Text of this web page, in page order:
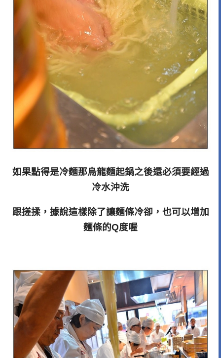
如果點得是冷麵那烏龍麵起鍋之後還必須要經過
冷水沖洗
跟搓揉，據說這樣除了讓麵條冷卻，也可以增加
麵條的Q度喔